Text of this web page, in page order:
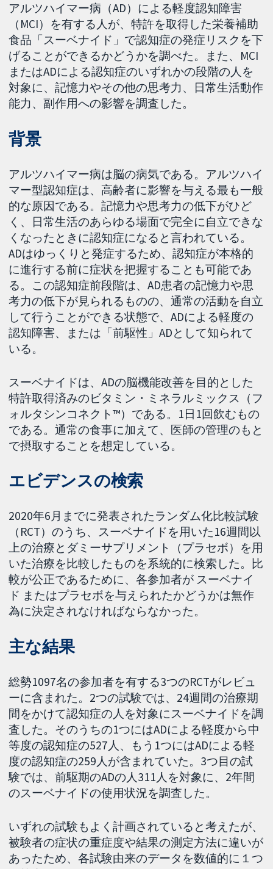
アルツハイマー病（AD）による軽度認知障害
（MCI）を有する人が、特許を取得した栄養補助
食品「スーベナイド」で認知症の発症リスクを下
げることができるかどうかを調べた。また、MCI
またはADによる認知症のいずれかの段階の人を
対象に、記憶力やその他の思考力、日常生活動作
能力、副作用への影響を調査した。
背景
アルツハイマー病は脳の病気である。アルツハイ
マー型認知症は、高齢者に影響を与える最も一般
的な原因である。記憶力や思考力の低下がひど
く、日常生活のあらゆる場面で完全に自立できな
くなったときに認知症になると言われている。
ADはゆっくりと発症するため、認知症が本格的
に進行する前に症状を把握することも可能であ
る。この認知症前段階は、AD患者の記憶力や思
考力の低下が見られるものの、通常の活動を自立
して行うことができる状態で、ADによる軽度の
認知障害、または「前駆性」ADとして知られて
いる。
スーベナイドは、ADの脳機能改善を目的とした
特許取得済みのビタミン・ミネラルミックス（フ
ォルタシンコネクト™）である。1日1回飲むもの
である。通常の食事に加えて、医師の管理のもと
で摂取することを想定している。
エビデンスの検索
2020年6月までに発表されたランダム化比較試験
（RCT）のうち、スーベナイドを用いた16週間以
上の治療とダミーサプリメント（プラセボ）を用
いた治療を比較したものを系統的に検索した。比
較が公正であるために、各参加者が スーベナイ
ド またはプラセボを与えられたかどうかは無作
為に決定されなければならなかった。
主な結果
総勢1097名の参加者を有する3つのRCTがレビュ
ーに含まれた。2つの試験では、24週間の治療期
間をかけて認知症の人を対象にスーベナイドを調
査した。そのうちの1つにはADによる軽度から中
等度の認知症の527人、もう1つにはADによる軽
度の認知症の259人が含まれていた。3つ目の試
験では、前駆期のADの人311人を対象に、2年間
のスーベナイドの使用状況を調査した。
いずれの試験もよく計画されていると考えたが、
被験者の症状の重症度や結果の測定方法に違いが
あったため、各試験由来のデータを数値的に１つ